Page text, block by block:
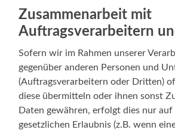
Zusammenarbeit mit
Auftragsverarbeitern
Sofern wir im Rahmen unserer
gegenüber anderen Personen und
(Auftragsverarbeitern oder Dritten)
diese übermitteln oder ihnen sonst
Daten gewähren, erfolgt dies nur auf
gesetzlichen Erlaubnis (z.B. wenn